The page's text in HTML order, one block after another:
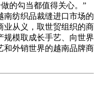
的勾当都值得关心。”
南纺织品裁缝进口市场的
业从义，取世贸组织的商
规模取成长手艺、向世界
和外销世界的越南品牌商